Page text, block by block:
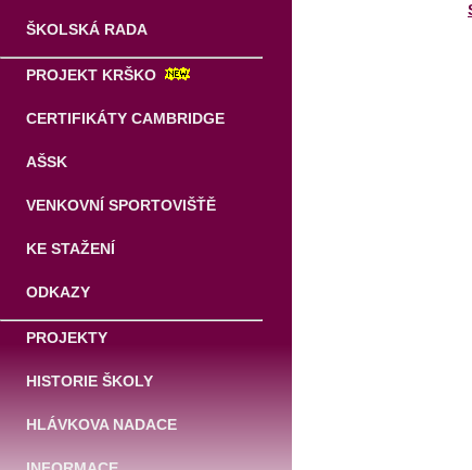
ŠKOLSKÁ RADA
PROJEKT KRŠKO
CERTIFIKÁTY CAMBRIDGE
AŠSK
VENKOVNÍ SPORTOVIŠŤĚ
KE STAŽENÍ
ODKAZY
PROJEKTY
HISTORIE ŠKOLY
HLÁVKOVA NADACE